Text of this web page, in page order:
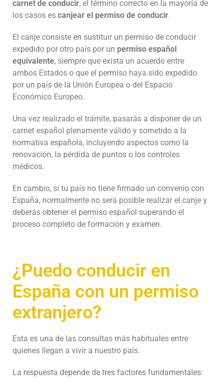
carnet de conducir, el término correcto en la mayoría de
los casos es canjear el permiso de conducir.
El canje consiste en sustituir un permiso de conducir
expedido por otro país por un permiso español
equivalente, siempre que exista un acuerdo entre
ambos Estados o que el permiso haya sido expedido
por un país de la Unión Europea o del Espacio
Económico Europeo.
Una vez realizado el trámite, pasarás a disponer de un
carnet español plenamente válido y sometido a la
normativa española, incluyendo aspectos como la
renovación, la pérdida de puntos o los controles
médicos.
En cambio, si tu país no tiene firmado un convenio con
España, normalmente no será posible realizar el canje y
deberás obtener el permiso español superando el
proceso completo de formación y examen.
¿Puedo conducir en
España con un permiso
extranjero?
Esta es una de las consultas más habituales entre
quienes llegan a vivir a nuestro país.
La respuesta depende de tres factores fundamentales: